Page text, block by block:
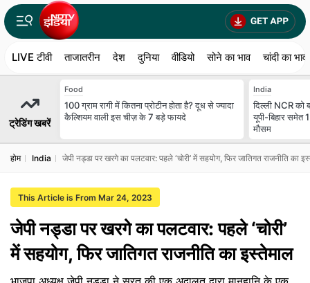
LIVE टीवी ताजातरीन देश दुनिया वीडियो सोने का भाव चांदी का भाव
ट्रेडिंग खबरें
Food
100 ग्राम रागी में कितना प्रोटीन होता है? दूध से ज्यादा
कैल्शियम वाली इस चीज़ के 7 बड़े फायदे
India
दिल्ली NCR को
यूपी-बिहार समेत
मौसम
होम India जेपी नड्डा पर खरगे का पलटवार: पहले ‘चोरी’ में सहयोग, फिर जातिगत राजनीति का
This Article is From Mar 24, 2023
जेपी नड्डा पर खरगे का पलटवार: पहले ‘चोरी’
में सहयोग, फिर जातिगत राजनीति का इस्‍तेमाल